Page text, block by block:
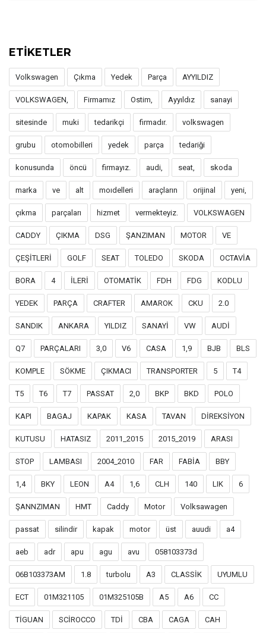
ETİKETLER
Volkswagen Çıkma Yedek Parça AYYILDIZ
VOLKSWAGEN, Firmamız Ostim, Ayyıldız sanayi
sitesinde muki tedarikçi firmadır. volkswagen
grubu otomobilleri yedek parça tedariği
konusunda öncü firmayız. audi, seat, skoda
marka ve alt moıdelleri araçların orijinal yeni,
çıkma parçaları hizmet vermekteyiz. VOLKSWAGEN
CADDY ÇIKMA DSG ŞANZIMAN MOTOR VE
ÇEŞİTLERİ GOLF SEAT TOLEDO SKODA OCTAVİA
BORA 4 İLERİ OTOMATİK FDH FDG KODLU
YEDEK PARÇA CRAFTER AMAROK CKU 2.0
SANDIK ANKARA YILDIZ SANAYİ VW AUDİ
Q7 PARÇALARI 3,0 V6 CASA 1,9 BJB BLS
KOMPLE SÖKME ÇIKMACI TRANSPORTER 5 T4
T5 T6 T7 PASSAT 2,0 BKP BKD POLO
KAPI BAGAJ KAPAK KASA TAVAN DİREKSİYON
KUTUSU HATASIZ 2011_2015 2015_2019 ARASI
STOP LAMBASI 2004_2010 FAR FABİA BBY
1,4 BKY LEON A4 1,6 CLH 140 LIK 6
ŞANNZIMAN HMT Caddy Motor Volksawagen
passat silindir kapak motor üst auudi a4
aeb adr apu agu avu 058103373d
06B103373AM 1.8 turbolu A3 CLASSİK UYUMLU
ECT 01M321105 01M325105B A5 A6 CC
TİGUAN SCİROCCO TDİ CBA CAGA CAH